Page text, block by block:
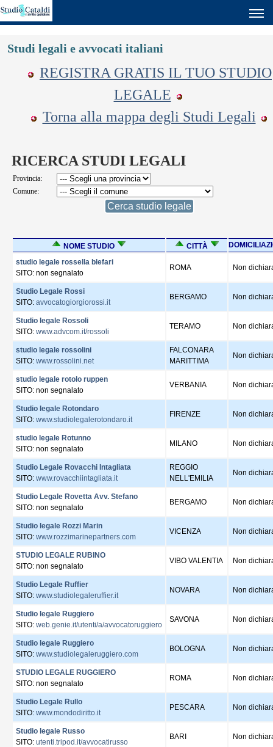
Studi legali e avvocati italiani
REGISTRA GRATIS IL TUO STUDIO
LEGALE
Torna alla mappa degli Studi Legali
RICERCA STUDI LEGALI
Provincia:
Comune:
NOME STUDIO CITTÀ
studio legale rossella blefari
SITO: non segnalato
ROMA Non
Studio Legale Rossi
SITO: avvocatogiorgiorossi.it
BERGAMO Non
Studio legale Rossoli
SITO: www.advcom.it/rossoli
TERAMO Non
studio legale rossolini
SITO: www.rossolini.net
FALCONARA
MARITTIMA
Non
studio legale rotolo ruppen
SITO: non segnalato
VERBANIA Non
Studio legale Rotondaro
SITO: www.studiolegalerotondaro.it
FIRENZE Non
studio legale Rotunno
SITO: non segnalato
MILANO Non
Studio Legale Rovacchi Intagliata
SITO: www.rovacchiintagliata.it
REGGIO
NELL'EMILIA
Non
Studio Legale Rovetta Avv. Stefano
SITO: non segnalato
BERGAMO Non
Studio legale Rozzi Marin
SITO: www.rozzimarinepartners.com
VICENZA Non
STUDIO LEGALE RUBINO
SITO: non segnalato
VIBO VALENTIA Non
Studio Legale Ruffier
SITO: www.studiolegaleruffier.it
NOVARA Non
Studio legale Ruggiero
SITO: web.genie.it/utenti/a/avvocatoruggiero
SAVONA Non
Studio legale Ruggiero
SITO: www.studiolegaleruggiero.com
BOLOGNA Non
STUDIO LEGALE RUGGIERO
SITO: non segnalato
ROMA Non
Studio Legale Rullo
SITO: www.mondodiritto.it
PESCARA Non
Studio legale Russo
SITO: utenti.tripod.it/avvocatirusso
BARI Non